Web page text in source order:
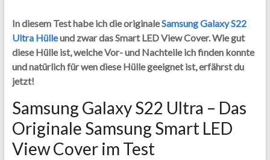
In diesem Test habe ich die originaleSamsung Galaxy S22
Ultra Hülleund zwar das Smart LED View Cover. Wie gut
diese Hülle ist, welche Vor- und Nachteile ich finden konnte
und natürlich für wen diese Hülle geeignet ist, erfährst du
jetzt!
Samsung Galaxy S22 Ultra – Das
Originale Samsung Smart LED
View Cover im Test